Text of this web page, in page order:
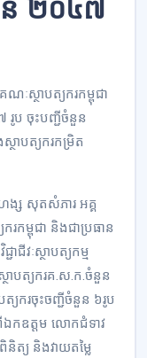
ន ២០៤៧
ណៈស្ថាបត្យករកម្ពុជា
រូប ចុះបញ្ជីចំនួន
ាបត្យករកម្រិត
ង្ស សុតសំភារ អគ្គ
រកម្ពុជា និងជាប្រធាន
ជីវៈស្ថាបត្យកម្ម
ថាបត្យករគ.ស.ក.ចំនួន
ត្យករចុះចញ្ជីចំនួន ៦រូប
ឯកឧត្តម លោកជំទាវ
ត្យ និងវាយតម្លៃ